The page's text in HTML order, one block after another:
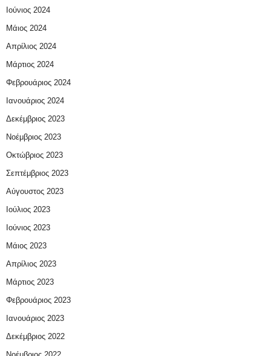
Ιούνιος 2024
Μάιος 2024
Απρίλιος 2024
Μάρτιος 2024
Φεβρουάριος 2024
Ιανουάριος 2024
Δεκέμβριος 2023
Νοέμβριος 2023
Οκτώβριος 2023
Σεπτέμβριος 2023
Αύγουστος 2023
Ιούλιος 2023
Ιούνιος 2023
Μάιος 2023
Απρίλιος 2023
Μάρτιος 2023
Φεβρουάριος 2023
Ιανουάριος 2023
Δεκέμβριος 2022